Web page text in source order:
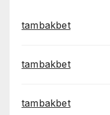
tambakbet
tambakbet
tambakbet